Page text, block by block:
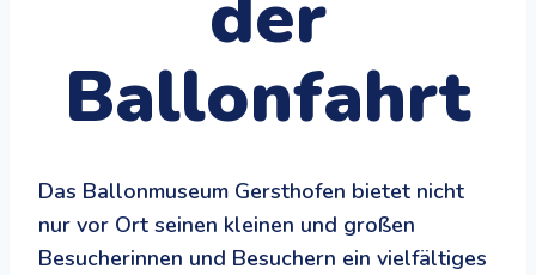
Ballonfahrt
Das Ballonmuseum Gersthofen bietet nicht
nur vor Ort seinen kleinen und großen
Besucherinnen und Besuchern ein vielfältiges